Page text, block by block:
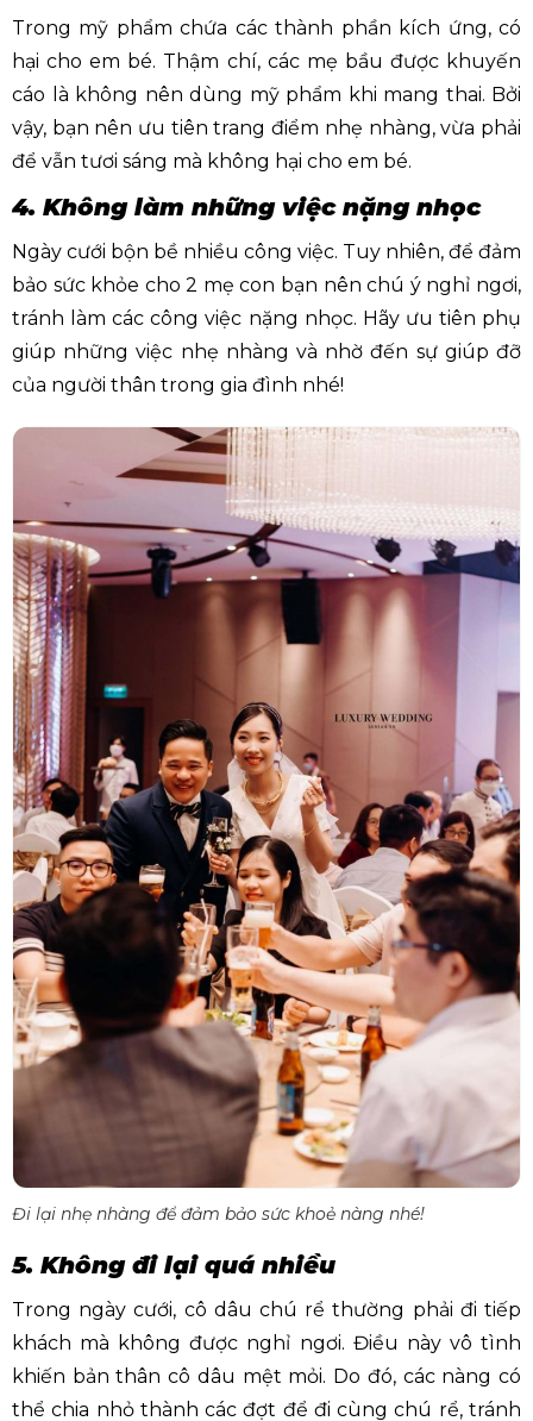
Trong mỹ phẩm chứa các thành phần kích ứng, có
hại cho em bé. Thậm chí, các mẹ bầu được khuyến
cáo là không nên dùng mỹ phẩm khi mang thai. Bởi
vậy, bạn nên ưu tiên trang điểm nhẹ nhàng, vừa phải
để vẫn tươi sáng mà không hại cho em bé.
4. Không làm những việc nặng nhọc
Ngày cưới bộn bề nhiều công việc. Tuy nhiên, để đảm
bảo sức khỏe cho 2 mẹ con bạn nên chú ý nghỉ ngơi,
tránh làm các công việc nặng nhọc. Hãy ưu tiên phụ
giúp những việc nhẹ nhàng và nhờ đến sự giúp đỡ
của người thân trong gia đình nhé!
Đi lại nhẹ nhàng để đảm bảo sức khoẻ nàng nhé!
5. Không đi lại quá nhiều
Trong ngày cưới, cô dâu chú rể thường phải đi tiếp
khách mà không được nghỉ ngơi. Điều này vô tình
khiến bản thân cô dâu mệt mỏi. Do đó, các nàng có
thể chia nhỏ thành các đợt để đi cùng chú rể, tránh